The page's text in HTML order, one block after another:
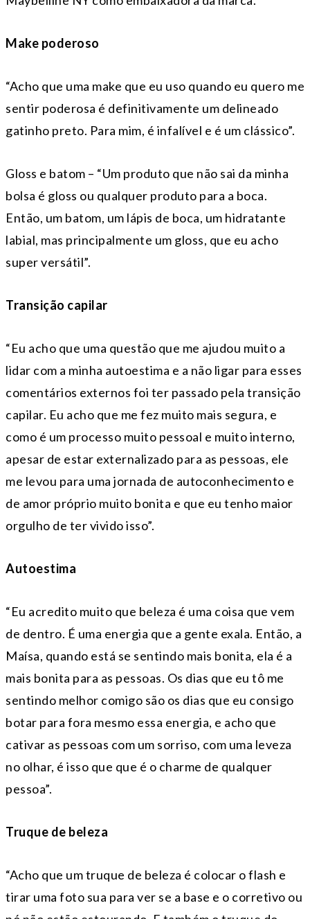
Make poderoso
“Acho que uma make que eu uso quando eu quero me
sentir poderosa é definitivamente um delineado
gatinho preto. Para mim, é infalível e é um clássico”.
Gloss e batom – “Um produto que não sai da minha
bolsa é gloss ou qualquer produto para a boca.
Então, um batom, um lápis de boca, um hidratante
labial, mas principalmente um gloss, que eu acho
super versátil”.
Transição capilar
“Eu acho que uma questão que me ajudou muito a
lidar com a minha autoestima e a não ligar para esses
comentários externos foi ter passado pela transição
capilar. Eu acho que me fez muito mais segura, e
como é um processo muito pessoal e muito interno,
apesar de estar externalizado para as pessoas, ele
me levou para uma jornada de autoconhecimento e
de amor próprio muito bonita e que eu tenho maior
orgulho de ter vivido isso”.
Autoestima
“Eu acredito muito que beleza é uma coisa que vem
de dentro. É uma energia que a gente exala. Então, a
Maísa, quando está se sentindo mais bonita, ela é a
mais bonita para as pessoas. Os dias que eu tô me
sentindo melhor comigo são os dias que eu consigo
botar para fora mesmo essa energia, e acho que
cativar as pessoas com um sorriso, com uma leveza
no olhar, é isso que que é o charme de qualquer
pessoa”.
Truque de beleza
“Acho que um truque de beleza é colocar o flash e
tirar uma foto sua para ver se a base e o corretivo ou